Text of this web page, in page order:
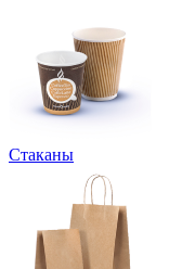
Стаканы